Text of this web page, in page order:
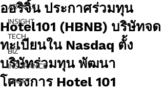
ARTICLE
INSIGHT
TECH
BIZ
INSURANCE
SPORT
ออริจิ้น ประกาศร่วมทุน
Hotel101 (HBNB) บริษัทจด
ทะเบียนใน Nasdaq ตั้ง
บริษัทร่วมทุน พัฒนา
โครงการ Hotel 101